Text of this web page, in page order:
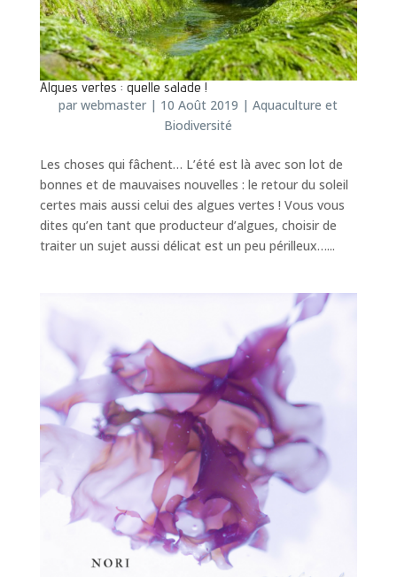
Algues vertes : quelle salade !
parwebmaster | 10 Août 2019 |Aquaculture et
Biodiversité
Les choses qui fâchent… L’été est là avec son lot de
bonnes et de mauvaises nouvelles : le retour du soleil
certes mais aussi celui des algues vertes ! Vous vous
dites qu’en tant que producteur d’algues, choisir de
traiter un sujet aussi délicat est un peu périlleux…...